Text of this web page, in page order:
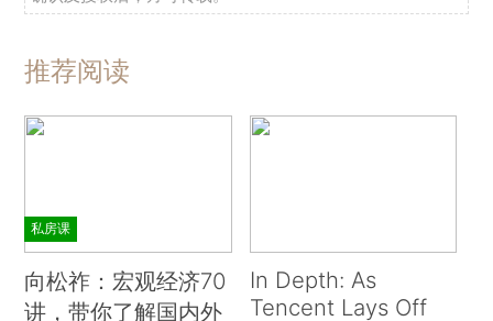
推荐阅读
私房课
向松祚：宏观经济70
讲，带你了解国内外
In Depth: As
Tencent Lays Off